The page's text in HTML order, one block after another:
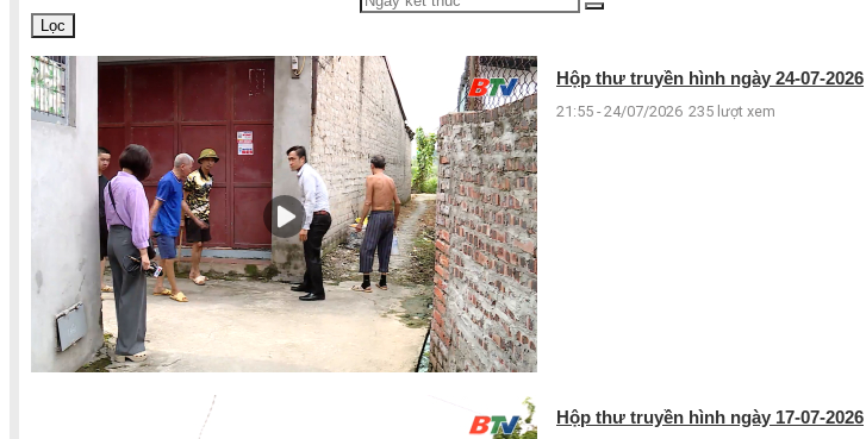
Lọc
Hộp thư truyền hình ngày 24-07-2026
21:55 - 24/07/2026 235 lượt xem
Hộp thư truyền hình ngày 17-07-2026